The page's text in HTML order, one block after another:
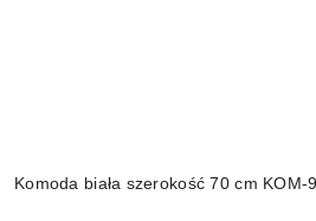
Komoda biała szerokość 70 cm KOM-